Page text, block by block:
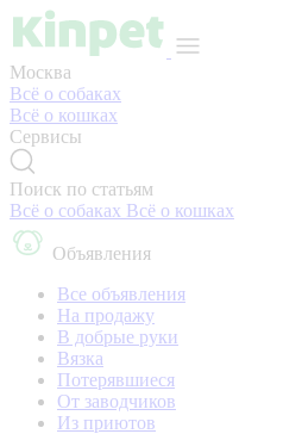
Москва
Всё о собаках
Всё о кошках
Сервисы
Поиск по статьям
Всё о собаках Всё о кошках
Объявления
Все объявления
На продажу
В добрые руки
Вязка
Потерявшиеся
От заводчиков
Из приютов